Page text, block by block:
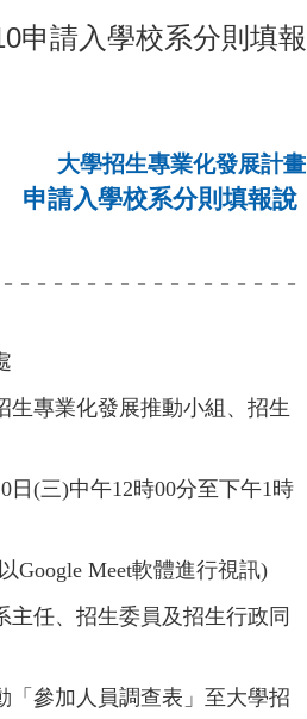
申請入學校系分則填報
業化發展計畫
系分則填報說
－－－－－－－－－－－－
生專業化發展推動小組、招生
日(三)中午12時00分至下午1時
Google Meet軟體進行視訊)
主任、招生委員及招生行政同
「參加人員調查表」至大學招